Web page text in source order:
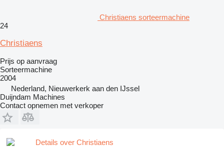
Christiaens sorteermachine
24
Christiaens
Prijs op aanvraag
Sorteermachine
2004
Nederland, Nieuwerkerk aan den IJssel
Duijndam Machines
Contact opnemen met verkoper
Details over Christiaens